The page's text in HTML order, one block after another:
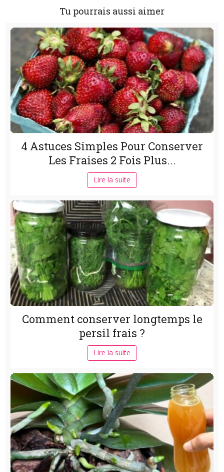
Tu pourrais aussi aimer
4 Astuces Simples Pour Conserver
Les Fraises 2 Fois Plus...
Lire la suite
Comment conserver longtemps le
persil frais ?
Lire la suite